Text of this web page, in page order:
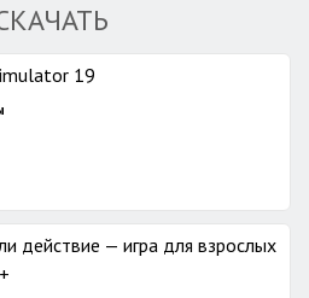
19
действие — игра для взрослых